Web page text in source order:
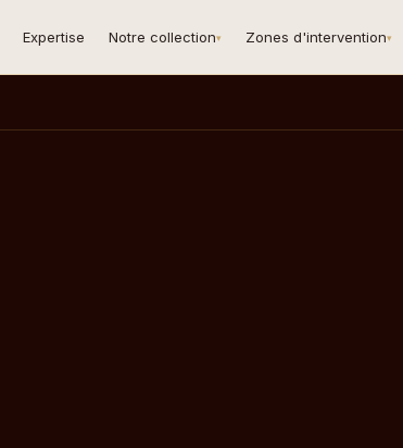
Expertise Notre collection▾ Zones d'intervention▾